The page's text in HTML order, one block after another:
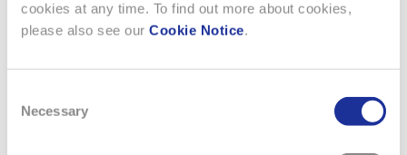
cookies at any time. To find out more about cookies,
please also see our Cookie Notice.
Selection
Necessary